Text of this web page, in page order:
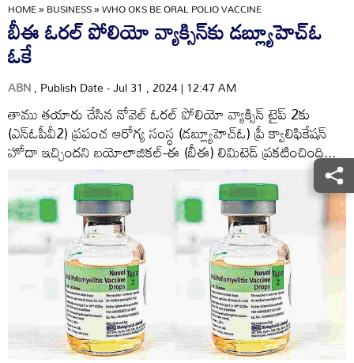
HOME»BUSINESS»WHO OKS BE ORAL POLIO VACCINE
బీఈ ఓరల్‌ పోలియో వ్యాక్సిన్‌కు డబ్ల్యూహెచ్‌ఓ
ఓకే
ABN, Publish Date - Jul 31 , 2024 | 12:47 AM
తాము తయారు చేసిన నోవెల్‌ ఓరల్‌ పోలియో వ్యాక్సిన్‌ టైప్‌ 2కు
(ఎన్‌ఓపీవీ2) ప్రపంచ ఆరోగ్య సంస్థ (డబ్ల్యూహెచ్‌ఓ) ప్రీ క్వాలిఫికేషన్‌
హోదా ఇచ్చిందని బయోలాజికల్‌-ఈ (బీఈ) లిమిటెడ్‌ ప్రకటించింది...